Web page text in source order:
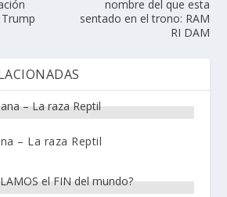
nombre del que esta
sentado en el trono: RAM
RI DAM
– La raza Reptil